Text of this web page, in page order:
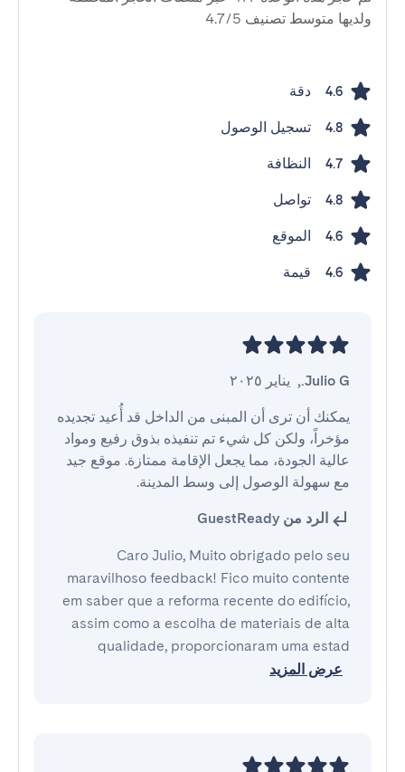
ولديها متوسط ​​تصنيف 4.7/5
4.6 دقة
4.8 تسجيل الوصول
4.7 النظافة
4.8 تواصل
4.6 الموقع
4.6 قيمة
Julio G.
, يناير ٢٠٢٥
مع سهولة الوصول إلى وسط المدينة.
الرد من GuestReady
Caro Julio, Muito obrigado pelo seu
maravilhoso feedback! Fico muito contente
em saber que a reforma recente do edifício,
assim como a escolha de materiais de alta
qualidade, proporcionaram uma estad
عرض المزيد